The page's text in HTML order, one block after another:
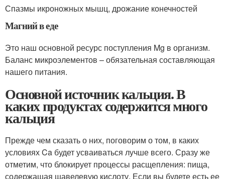
Спазмы икроножных мышц, дрожание конечностей
Магний в еде
Это наш основной ресурс поступления Mg в организм.
Баланс микроэлементов – обязательная составляющая
нашего питания.
Основной источник кальция. В
каких продуктах содержится много
кальция
Прежде чем сказать о них, поговорим о том, в каких
условиях Ca будет усваиваться лучше всего. Сразу же
отметим, что блокирует процессы расщепления: пища,
содержащая щавелевую кислоту. Если вы будете есть ее